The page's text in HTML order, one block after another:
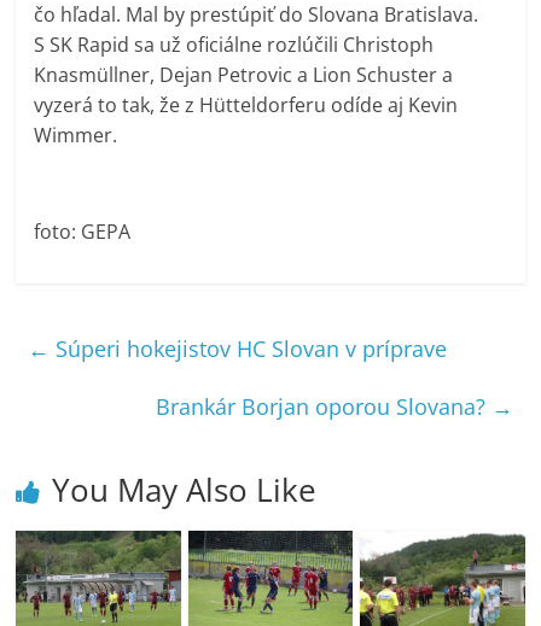
čo hľadal. Mal by prestúpiť do Slovana Bratislava.
S SK Rapid sa už oficiálne rozlúčili Christoph
Knasmüllner, Dejan Petrovic a Lion Schuster a
vyzerá to tak, že z Hütteldorferu odíde aj Kevin
Wimmer.
foto: GEPA
← Súperi hokejistov HC Slovan v príprave
Brankár Borjan oporou Slovana? →
You May Also Like